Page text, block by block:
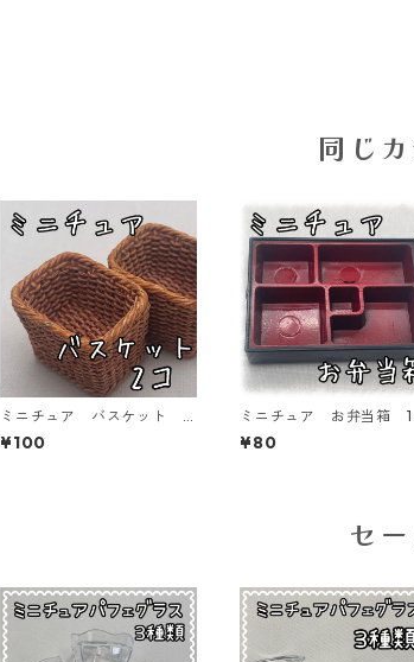
同じ
ミニチュア バスケット 2
個入り【MNT-2PーBKT】
¥100
ミニチュア お弁当箱 1
入り 【MNT-L box】
¥80
セ